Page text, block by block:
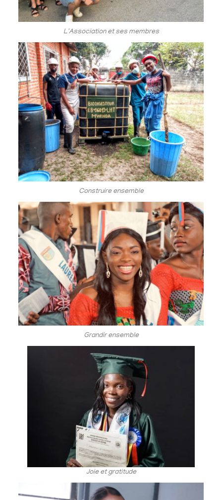
L'Association et ses membres
Construire ensemble
Grandir ensemble
Joie et gratitude